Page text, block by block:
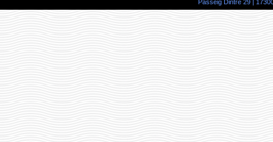
Passeig Dintre 29 |